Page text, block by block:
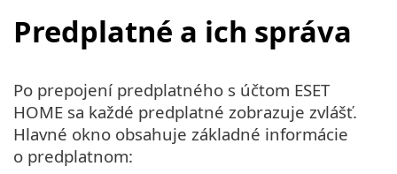
Predplatné a ich správa
Po prepojení predplatného s účtom ESET
HOME sa každé predplatné zobrazuje zvlášť.
Hlavné okno obsahuje základné informácie
o predplatnom: